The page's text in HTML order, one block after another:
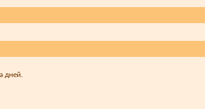
дней.